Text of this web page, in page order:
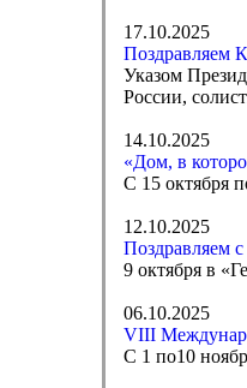
17.10.2025
Поздравляем
Указом
России,
14.10.2025
«Дом, в
С 15 октября
12.10.2025
Поздравляем
9 октября в
06.10.2025
VIII
С 1 по10